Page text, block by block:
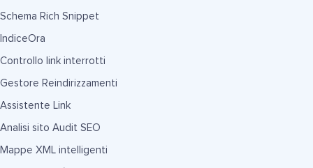
Schema Rich Snippet
IndiceOra
Controllo link interrotti
Gestore Reindirizzamenti
Assistente Link
Analisi sito Audit SEO
Mappe XML intelligenti